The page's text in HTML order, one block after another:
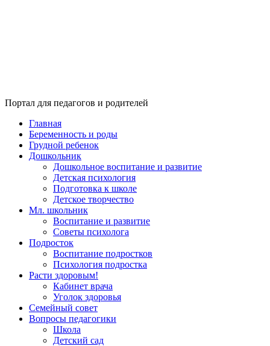
Портал для педагогов и родителей
Главная
Беременность и роды
Грудной ребенок
Дошкольник
Дошкольное воспитание и развитие
Детская психология
Подготовка к школе
Детское творчество
Мл. школьник
Воспитание и развитие
Советы психолога
Подросток
Воспитание подростков
Психология подростка
Расти здоровым!
Кабинет врача
Уголок здоровья
Семейный совет
Вопросы педагогики
Школа
Детский сад